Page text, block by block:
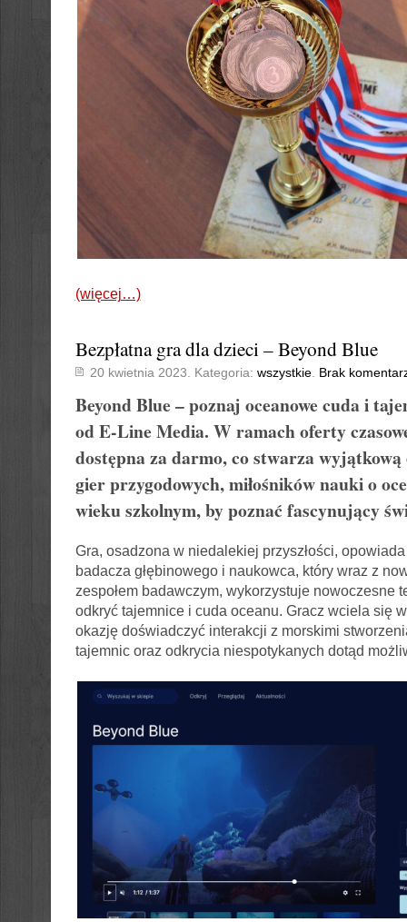
(więcej…)
Bezpłatna gra dla dzieci – Beyond Blue
20 kwietnia 2023. Kategoria: wszystkie. Brak
Beyond Blue – poznaj oceanowe cuda i
od E-Line Media. W ramach oferty
dostępna za darmo, co stwarza
gier przygodowych, miłośników nauki o
wieku szkolnym, by poznać fascynujący
Gra, osadzona w niedalekiej przyszłości,
badacza głębinowego i naukowca, który wraz z
zespołem badawczym, wykorzystuje nowoczesne
odkryć tajemnice i cuda oceanu. Gracz wciela się
okazję doświadczyć interakcji z morskimi
tajemnic oraz odkrycia niespotykanych dotąd